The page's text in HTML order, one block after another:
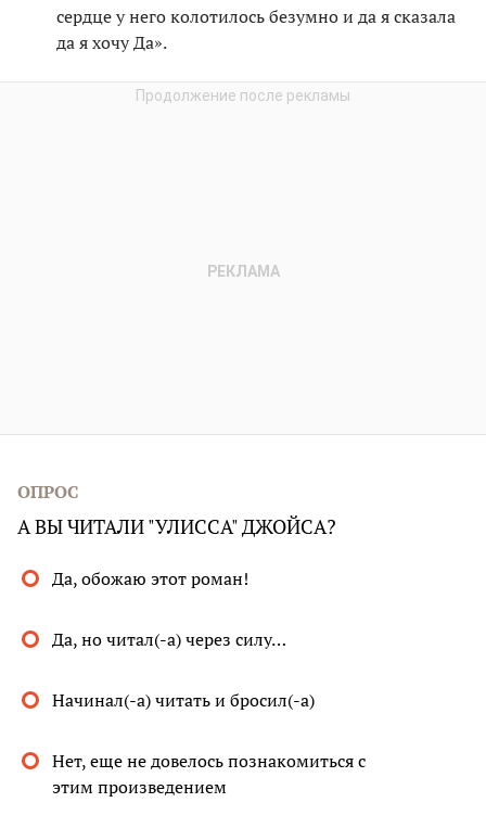
сердце у него колотилось безумно и да я сказала
да я хочу Да».
ОПРОС
А ВЫ ЧИТАЛИ "УЛИССА" ДЖОЙСА?
Да, обожаю этот роман!
Да, но читал(-а) через силу…
Начинал(-а) читать и бросил(-а)
Нет, еще не довелось познакомиться с
этим произведением